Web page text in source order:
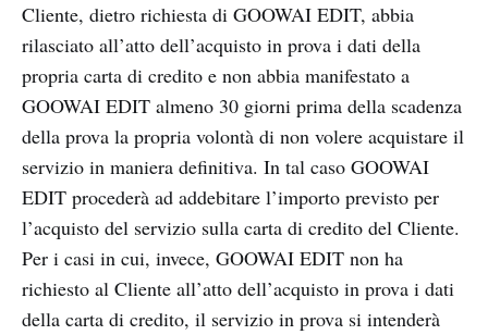
Cliente, dietro richiesta di GOOWAI EDIT, abbia
rilasciato all’atto dell’acquisto in prova i dati della
propria carta di credito e non abbia manifestato a
GOOWAI EDIT almeno 30 giorni prima della scadenza
della prova la propria volontà di non volere acquistare il
servizio in maniera definitiva. In tal caso GOOWAI
EDIT procederà ad addebitare l’importo previsto per
l’acquisto del servizio sulla carta di credito del Cliente.
Per i casi in cui, invece, GOOWAI EDIT non ha
richiesto al Cliente all’atto dell’acquisto in prova i dati
della carta di credito, il servizio in prova si intenderà